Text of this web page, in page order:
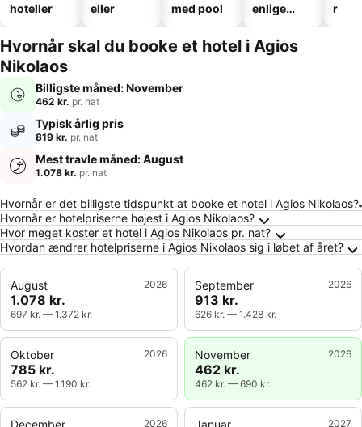
hoteller
eller
med pool
enlige
r
Hvornår skal du booke et hotel i Agios
Nikolaos
Billigste måned: November
462 kr. pr. nat
Typisk årlig pris
819 kr. pr. nat
Mest travle måned: August
1.078 kr. pr. nat
Ofte stillede spørgsmål om Agios Nikolaos
Hvornår er det billigste tidspunkt at booke et hotel i Agios Nikolaos?
Hvornår er hotelpriserne højest i Agios Nikolaos?
Hvor meget koster et hotel i Agios Nikolaos pr. nat?
Hvordan ændrer hotelpriserne i Agios Nikolaos sig i løbet af året?
August 2026
1.078 kr.
697 kr. — 1.372 kr.
September 2026
913 kr.
626 kr. — 1.428 kr.
Oktober 2026
785 kr.
562 kr. — 1.190 kr.
November 2026
462 kr.
462 kr. — 690 kr.
December 2026 Januar
2027